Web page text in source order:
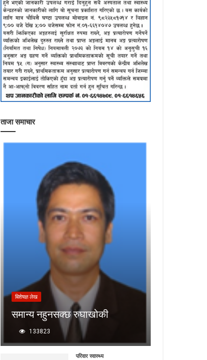
ताजा समाचार
बिशेषज्ञ लेख
समान्य नहुनसक्छ रुघाखोकी
133823
परिवार स्वास्थ्य